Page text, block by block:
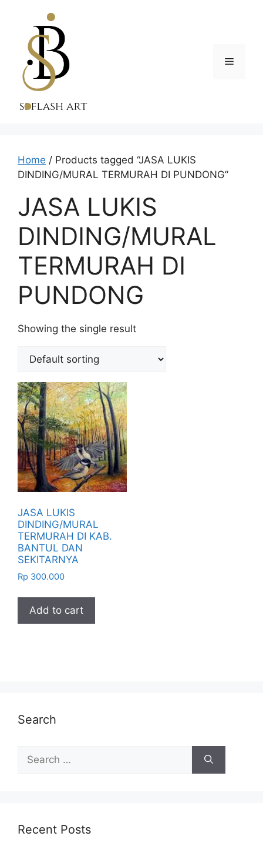
content
Menu
Home / Products tagged “JASA LUKIS
DINDING/MURAL TERMURAH DI PUNDONG”
JASA LUKIS
DINDING/MURAL
TERMURAH DI
PUNDONG
Showing the single result
JASA LUKIS
DINDING/MURAL
TERMURAH DI KAB.
BANTUL DAN
SEKITARNYA
Rp 300.000
Add to cart
Search
for:
Recent Posts